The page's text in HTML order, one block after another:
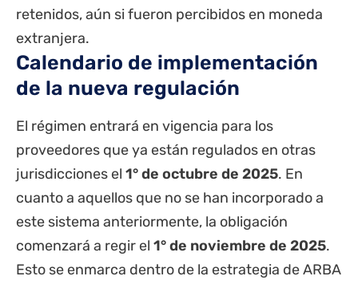
retenidos, aún si fueron percibidos en moneda
extranjera.
Calendario de implementación
de la nueva regulación
El régimen entrará en vigencia para los
proveedores que ya están regulados en otras
jurisdicciones el 1° de octubre de 2025. En
cuanto a aquellos que no se han incorporado a
este sistema anteriormente, la obligación
comenzará a regir el 1° de noviembre de 2025.
Esto se enmarca dentro de la estrategia de ARBA